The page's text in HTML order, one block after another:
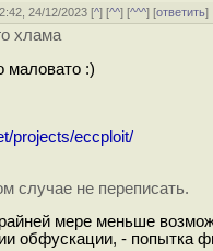
24/12/2023 [^] [^^] [^^^] [ответить]
хлама
маловато :)
projects/eccploit/
случае не переписать.
мере меньше
обфускации, - попытка